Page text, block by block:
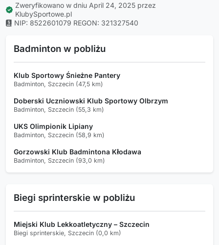
Zweryfikowano w dniu April 24, 2025 przez
KlubySportowe.pl
NIP: 8522601079 REGON: 321327540
Badminton w pobliżu
Klub Sportowy Śnieżne Pantery
Badminton, Szczecin (47,5 km)
Doberski Uczniowski Klub Sportowy Olbrzym
Badminton, Szczecin (55,3 km)
UKS Olimpionik Lipiany
Badminton, Szczecin (58,9 km)
Gorzowski Klub Badmintona Kłodawa
Badminton, Szczecin (93,0 km)
Biegi sprinterskie w pobliżu
Miejski Klub Lekkoatletyczny – Szczecin
Biegi sprinterskie, Szczecin (0,0 km)